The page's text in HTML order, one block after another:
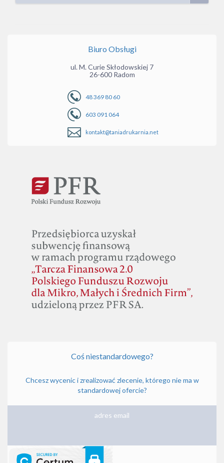
Biuro Obsługi
ul. M. Curie Skłodowskiej 7
26-600 Radom
48 369 80 60
603 091 064
kontakt@taniadrukarnia.net
Coś niestandardowego?
Chcesz wycenic i zrealizować zlecenie, którego nie ma w
standardowej ofercie?
adres email